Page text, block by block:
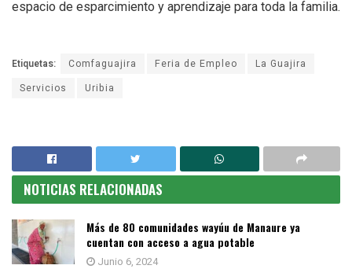
espacio de esparcimiento y aprendizaje para toda la familia.
Etiquetas: Comfaguajira Feria de Empleo
La Guajira
Servicios
Uribia
NOTICIAS RELACIONADAS
Más de 80 comunidades wayúu de Manaure ya
cuentan con acceso a agua potable
Junio 6, 2024